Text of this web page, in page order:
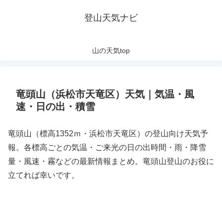
登山天気ナビ
山の天気top
竜頭山（浜松市天竜区）天気｜気温・風
速・日の出・積雪
竜頭山（標高1352ｍ・浜松市天竜区）の登山向け天気予
報。各標高ごとの気温・ご来光の日の出時間・雨・降雪
量・風速・霧などの最新情報まとめ。竜頭山登山のお役に
立てれば幸いです。